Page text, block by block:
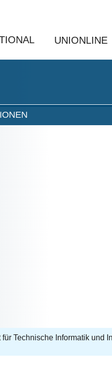
UNIONLINE
für Technische Informatik und